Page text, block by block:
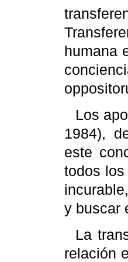
humana
Los
1984),
este
todos
y buscar
La
relación